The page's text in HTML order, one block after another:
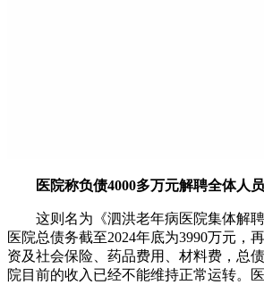
医院称负债4000多万元解聘全体人员
这则名为《泗洪老年病医院集体解
医院总债务截至2024年底为3990万元，
资及社会保险、药品费用、材料费，总
院目前的收入已经不能维持正常运转。